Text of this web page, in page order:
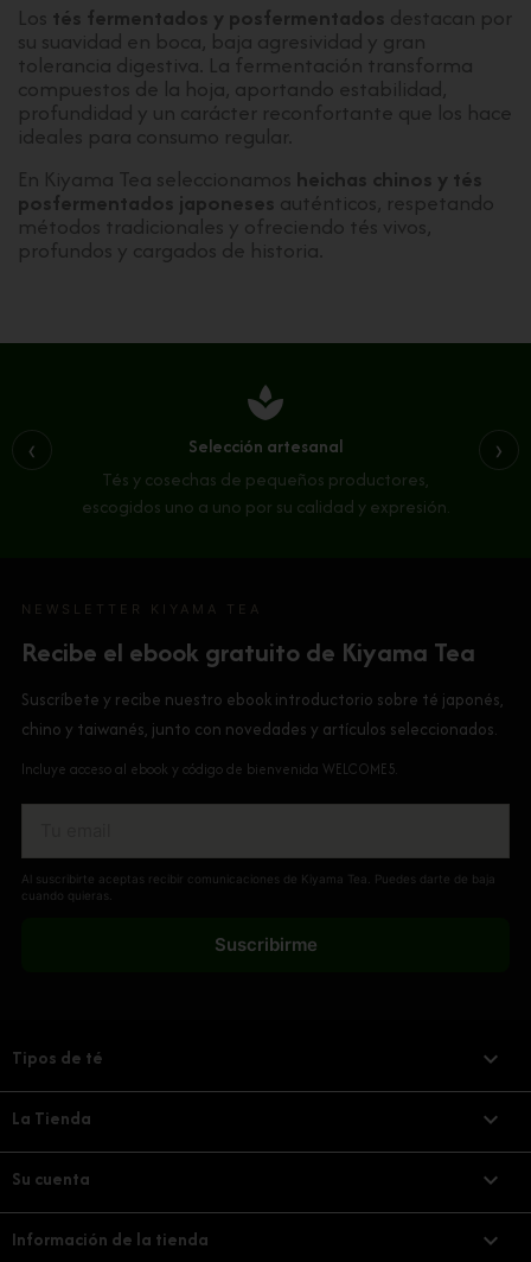
Los tés fermentados y posfermentados destacan por
su suavidad en boca, baja agresividad y gran
tolerancia digestiva. La fermentación transforma
compuestos de la hoja, aportando estabilidad,
profundidad y un carácter reconfortante que los hace
ideales para consumo regular.
En Kiyama Tea seleccionamos heichas chinos y tés
posfermentados japoneses auténticos, respetando
métodos tradicionales y ofreciendo tés vivos,
profundos y cargados de historia.
spa
Selección artesanal
Tés y cosechas de pequeños productores,
escogidos uno a uno por su calidad y expresión.
‹ ›
NEWSLETTER KIYAMA TEA
Recibe el ebook gratuito de Kiyama Tea
Suscríbete y recibe nuestro ebook introductorio sobre té japonés,
chino y taiwanés, junto con novedades y artículos seleccionados.
Incluye acceso al ebook y código de bienvenida WELCOME5.
Al suscribirte aceptas recibir comunicaciones de Kiyama Tea. Puedes darte de baja
cuando quieras.
Suscribirme
Tipos de té 
La Tienda 
Su cuenta 
Información de la tienda keyboard_arrow_down